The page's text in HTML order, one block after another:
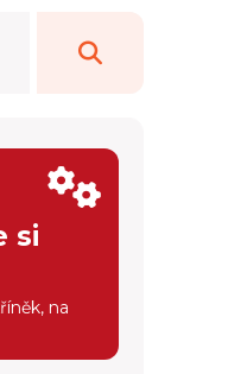
si
na